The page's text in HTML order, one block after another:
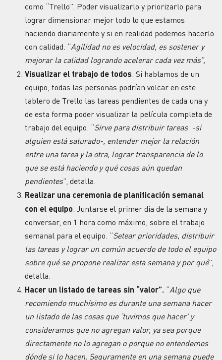
como “Trello”. Poder visualizarlo y priorizarlo para
lograr dimensionar mejor todo lo que estamos
haciendo diariamente y si en realidad podemos hacerlo
con calidad. “Agilidad no es velocidad, es sostener y
mejorar la calidad logrando acelerar cada vez más”,
Visualizar el trabajo de todos . Si hablamos de un
equipo, todas las personas podrían volcar en este
tablero de Trello las tareas pendientes de cada una y
de esta forma poder visualizar la película completa de
trabajo del equipo. “Sirve para distribuir tareas -si
alguien está saturado-, entender mejor la relación
entre una tarea y la otra, lograr transparencia de lo
que se está haciendo y qué cosas aún quedan
pendientes”, detalla.
Realizar una ceremonia de planificación semanal
con el equipo . Juntarse el primer día de la semana y
conversar, en 1 hora como máximo, sobre el trabajo
semanal para el equipo. “Setear prioridades, distribuir
las tareas y lograr un común acuerdo de todo el equipo
sobre qué se propone realizar esta semana y por qué”,
detalla.
Hacer un listado de tareas sin “valor”. “Algo que
recomiendo muchísimo es durante una semana hacer
un listado de las cosas que ‘tuvimos que hacer’ y
consideramos que no agregan valor, ya sea porque
directamente no lo agregan o porque no entendemos
dónde si lo hacen. Seguramente en una semana puede